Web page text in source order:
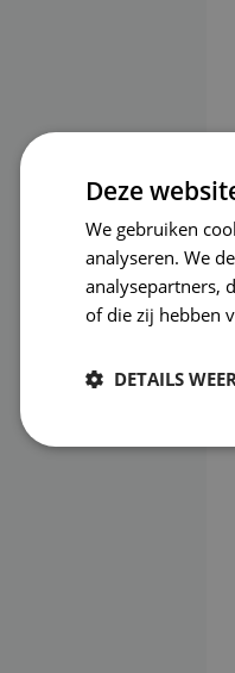
Deze
We gebruiken
analyseren. We
analysepartners,
of die zij hebben
DETAILS